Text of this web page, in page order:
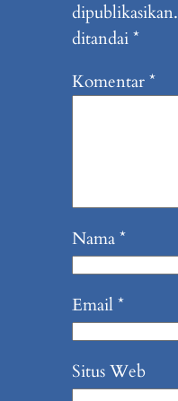
dipublikasikan.
ditandai*
Komentar*
Nama*
Email*
Situs Web